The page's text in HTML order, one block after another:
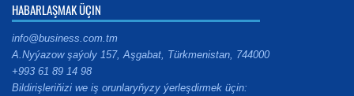
HABARLAŞMAK ÜÇIN
info@business.com.tm
A.Nyýazow şaýoly 157, Aşgabat, Türkmenistan, 744000
+993 61 89 14 98
Bildirişleriňizi we iş orunlaryňyzy ýerleşdirmek üçin: